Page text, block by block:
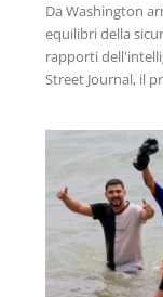
Da Washington
equilibri della
rapporti
Street Journal, il